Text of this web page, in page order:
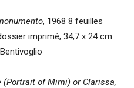
, 1968 8 feuilles
imprimé, 34,7 x 24 cm
(Portrait of Mimi) or Clarissa,